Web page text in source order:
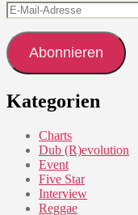
E-
Mail-
Adresse
Abonnieren
Kategorien
Charts
Dub (R)evolution
Event
Five Star
Interview
Reggae